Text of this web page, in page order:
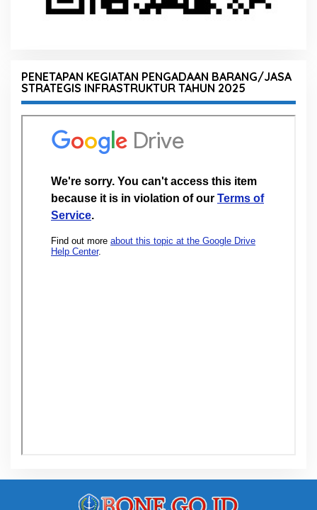
PENETAPAN KEGIATAN PENGADAAN BARANG/JASA
STRATEGIS INFRASTRUKTUR TAHUN 2025